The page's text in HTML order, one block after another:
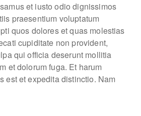
et iusto odio dignissimos
praesentium voluptatum
quos dolores et quas molestias
cupiditate non provident,
qui officia deserunt mollitia
et dolorum fuga. Et harum
est et expedita distinctio. Nam